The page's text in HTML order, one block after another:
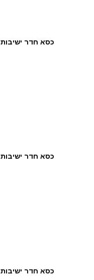
כסא חדר ישיבות Trendy
כסא חדר ישיבות Trendy
כסא חדר ישיבות Trendy